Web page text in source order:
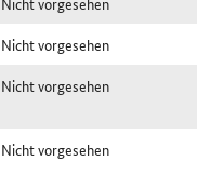
Nicht vorgesehen
Nicht vorgesehen
Nicht vorgesehen